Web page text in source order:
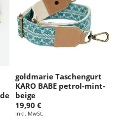
goldmarie Taschengurt
KARO BABE petrol-mint-
beige
19,90 €
inkl. MwSt.